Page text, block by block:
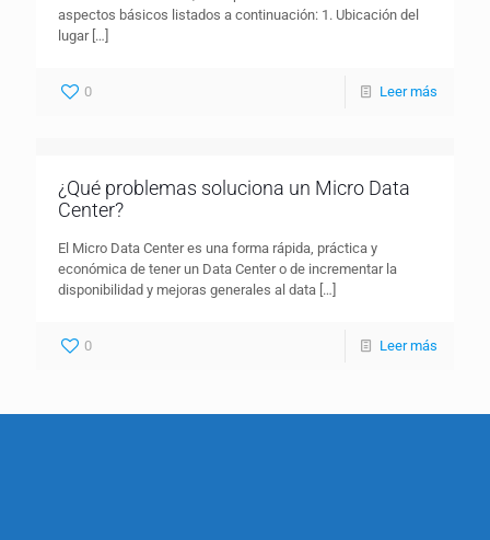
aspectos básicos listados a continuación: 1. Ubicación del
lugar[…]
0 Leer más
¿Qué problemas soluciona un Micro Data
Center?
El Micro Data Center es una forma rápida, práctica y
económica de tener un Data Center o de incrementar la
disponibilidad y mejoras generales al data […]
0 Leer más